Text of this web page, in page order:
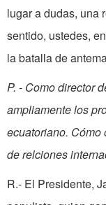
lugar a dudas, una
sentido, ustedes,
la batalla de
P. - Como director
ampliamente los
ecuatoriano.
de relciones
R.- El Presidente,